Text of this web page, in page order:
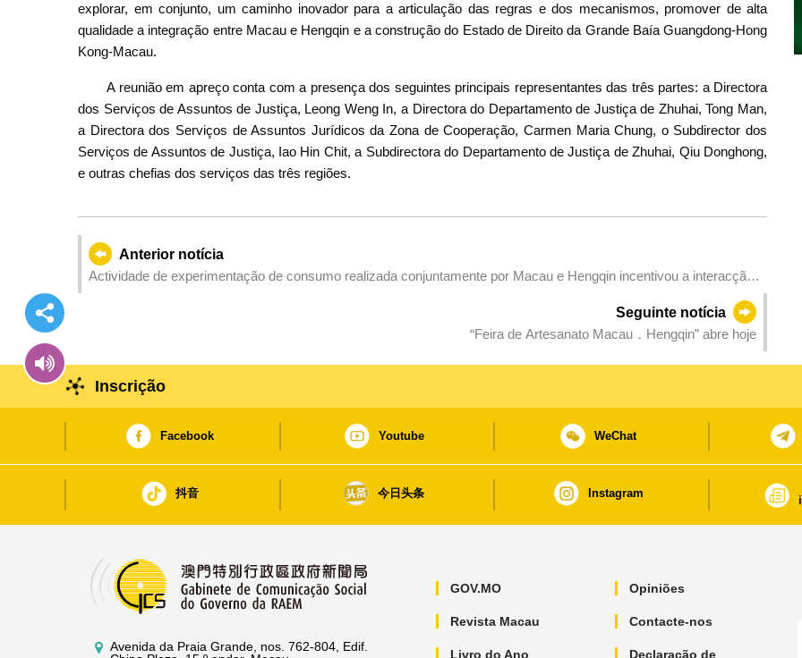
explorar, em conjunto, um caminho inovador para a articulação das regras e dos mecanismos, promover de alta
qualidade a integração entre Macau e Hengqin e a construção do Estado de Direito da Grande Baía Guangdong-Hong
Kong-Macau.
A reunião em apreço conta com a presença dos seguintes principais representantes das três partes: a Directora
dos Serviços de Assuntos de Justiça, Leong Weng In, a Directora do Departamento de Justiça de Zhuhai, Tong Man,
a Directora dos Serviços de Assuntos Jurídicos da Zona de Cooperação, Carmen Maria Chung, o Subdirector dos
Serviços de Assuntos de Justiça, Iao Hin Chit, a Subdirectora do Departamento de Justiça de Zhuhai, Qiu Donghong,
e outras chefias dos serviços das três regiões.
Anterior notícia
Actividade de experimentação de consumo realizada conjuntamente por Macau e Hengqin incentivou a interacção
Seguinte notícia
“Feira de Artesanato Macau．Hengqin” abre hoje
Inscrição
Facebook Youtube WeChat
抖音 今日头条 Instagram
Avenida da Praia Grande, nos. 762-804, Edif.
GOV.MO
Revista Macau
Livro do Ano
Opiniões
Contacte-nos
Declaração de